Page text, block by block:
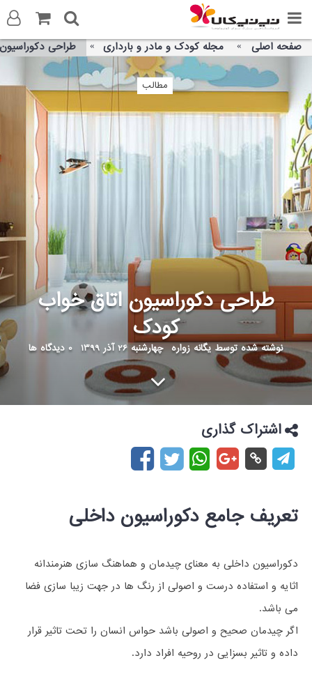
ورود به سایت
ثبت نام در سایت
تماس با ما
صفحه اصلی مجله کودک و مادر و بارداری طراحی
مطالب
طراحی دکوراسیون اتاق خواب
کودک
نوشته شده توسط یگانه زواره چهارشنبه 26 آذر 1399 0 دیدگاه ها
اشتراک گذاری
تعریف جامع دکوراسیون داخلی
دکوراسیون داخلی به معنای چیدمان و هماهنگ سازی هنرمندانه
اثایه و استفاده درست و اصولی از رنگ ها در جهت زیبا سازی فضا
می باشد.
اگر چیدمان صحیح و اصولی باشد حواس انسان را تحت تاثیر قرار
داده و تاثیر بسزایی در روحیه افراد دارد.